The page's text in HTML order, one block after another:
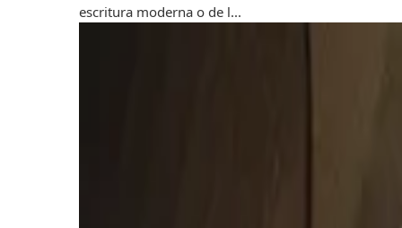
escritura moderna o de l...